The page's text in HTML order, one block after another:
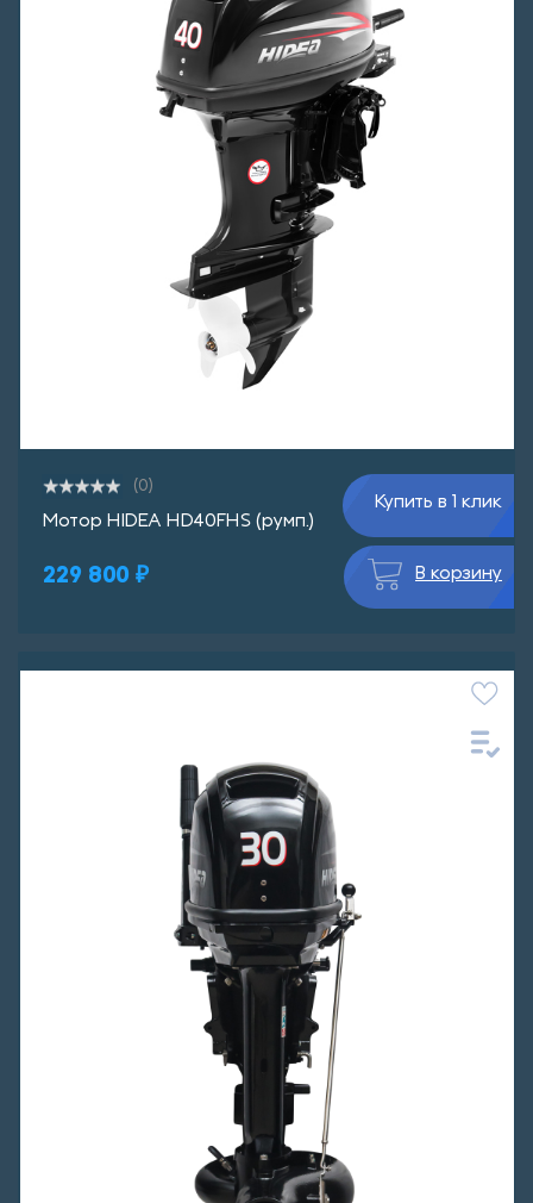
(0)
Мотор HIDEA HD40FHS (румп.)
229 800 ₽
Купить в 1 клик
В корзину